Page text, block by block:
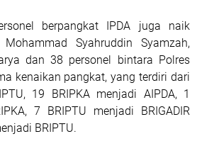
berpangkat IPDA juga naik
Syahruddin Syamzah,
dan 38 personel bintara Polres
kenaikan pangkat, yang terdiri dari
19 BRIPKA menjadi AIPDA, 1
7 BRIPTU menjadi BRIGADIR
BRIPTU.